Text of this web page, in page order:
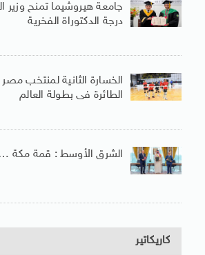
جامعة هيروشيما تمنح وزير
درجة الدكتوراة الفخرية
الخسارة الثانية لمنتخب مصر
الطائرة فى بطولة العالم
الشرق الأوسط : قمة مكة …
كاريكاتير